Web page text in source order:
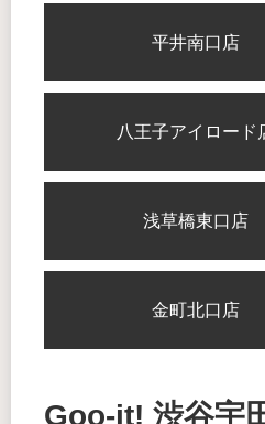
平井南口店
八王子アイロード
浅草橋東口店
金町北口店
Goo-it! 渋谷宇